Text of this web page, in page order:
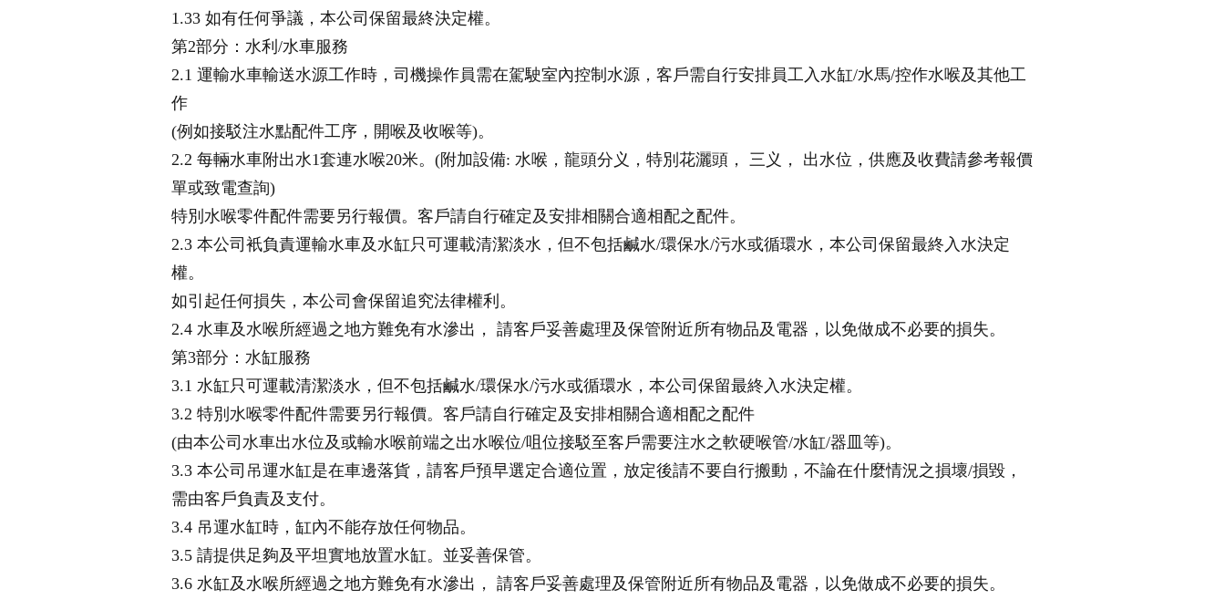
1.33 如有任何爭議，本公司保留最終決定權。
第2部分：水利/水車服務
2.1 運輸水車輸送水源工作時，司機操作員需在駕駛室內控制水源，客戶需自行安排員工入水缸/水馬/控作水喉及其他工
作
(例如接駁注水點配件工序，開喉及收喉等)。
2.2 每輛水車附出水1套連水喉20米。(附加設備: 水喉，龍頭分义，特別花灑頭， 三义， 出水位，供應及收費請參考報價
單或致電查詢)
特別水喉零件配件需要另行報價。客戶請自行確定及安排相關合適相配之配件。
2.3 本公司衹負責運輸水車及水缸只可運載清潔淡水，但不包括鹹水/環保水/污水或循環水，本公司保留最終入水決定
權。
如引起任何損失，本公司會保留追究法律權利。
2.4 水車及水喉所經過之地方難免有水滲出， 請客戶妥善處理及保管附近所有物品及電器，以免做成不必要的損失。
第3部分：水缸服務
3.1 水缸只可運載清潔淡水，但不包括鹹水/環保水/污水或循環水，本公司保留最終入水決定權。
3.2 特別水喉零件配件需要另行報價。客戶請自行確定及安排相關合適相配之配件
(由本公司水車出水位及或輸水喉前端之出水喉位/咀位接駁至客戶需要注水之軟硬喉管/水缸/器皿等)。
3.3 本公司吊運水缸是在車邊落貨，請客戶預早選定合適位置，放定後請不要自行搬動，不論在什麼情況之損壞/損毀，
需由客戶負責及支付。
3.4 吊運水缸時，缸內不能存放任何物品。
3.5 請提供足夠及平坦實地放置水缸。並妥善保管。
3.6 水缸及水喉所經過之地方難免有水滲出， 請客戶妥善處理及保管附近所有物品及電器，以免做成不必要的損失。